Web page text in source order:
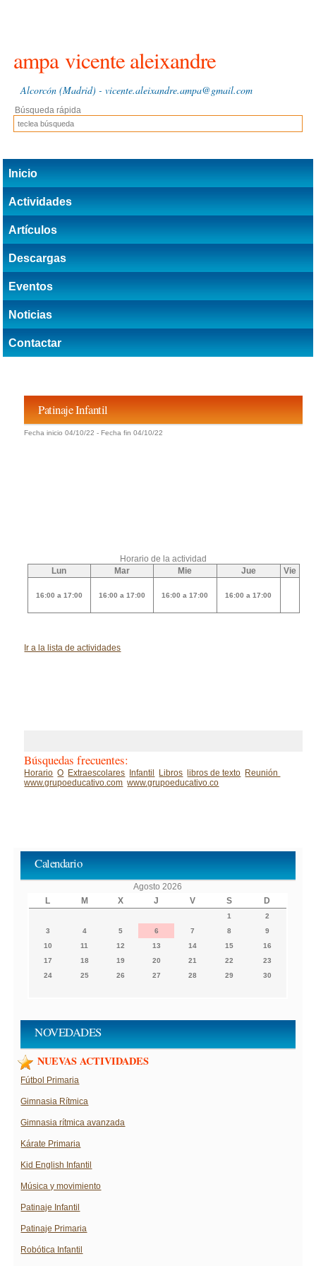
ampavicente aleixandre
Alcorcón (Madrid) - vicente.aleixandre.ampa@gmail.com
Búsqueda rápida
Inicio
Actividades
Artículos
Descargas
Eventos
Noticias
Contactar
Patinaje Infantil
Fecha inicio 04/10/22 - Fecha fin 04/10/22
Horario de la actividad
Lun
Mar Mie Jue Vie
16:00 a 17:00 16:00 a 17:00 16:00 a 17:00 16:00 a 17:00
Ir a la lista de actividades
Búsquedas frecuentes:
Horario O Extraescolares Infantil Libros libros de texto Reunión
www.grupoeducativo.com www.grupoeducativo.co
Calendario
Agosto 2026
L
M X J V S D
1
2
3
4 5 6 7 8
9
10
11 12 13 14 15
16
17
18 19 20 21 22
23
24
25 26 27 28 29 30
NOVEDADES
NUEVAS ACTIVIDADES
Fútbol Primaria
Gimnasia Rítmica
Gimnasia rítmica avanzada
Kárate Primaria
Kid English Infantil
Música y movimiento
Patinaje Infantil
Patinaje Primaria
Robótica Infantil